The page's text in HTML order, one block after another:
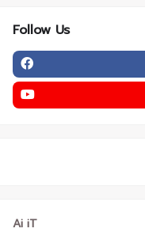
Follow Us
Ai iT